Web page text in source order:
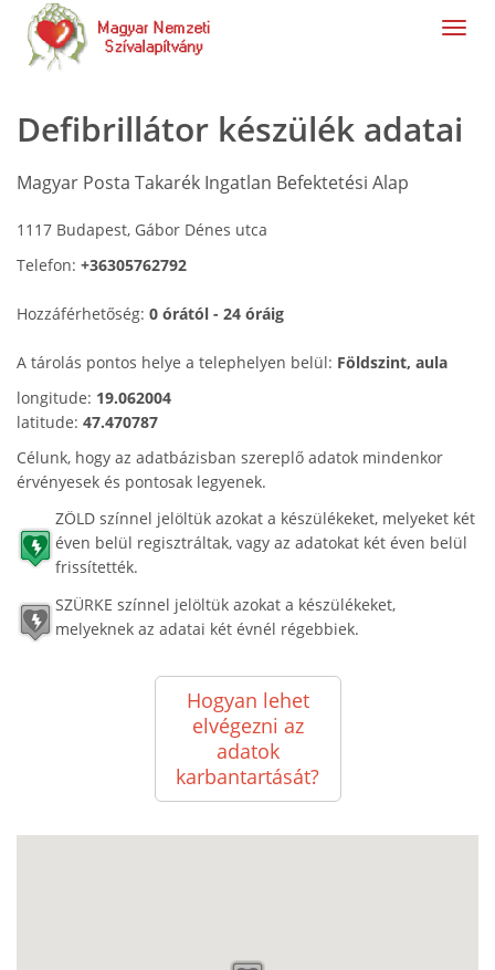
Defibrillátor készülék adatai
Magyar Posta Takarék Ingatlan Befektetési Alap
1117 Budapest, Gábor Dénes utca
Telefon: +36305762792
Hozzáférhetőség: 0 órától - 24 óráig
A tárolás pontos helye a telephelyen belül: Földszint, aula
longitude: 19.062004
latitude: 47.470787
Célunk, hogy az adatbázisban szereplő adatok mindenkor
érvényesek és pontosak legyenek.
ZÖLD színnel jelöltük azokat a készülékeket, melyeket két
éven belül regisztráltak, vagy az adatokat két éven belül
frissítették.
SZÜRKE színnel jelöltük azokat a készülékeket,
melyeknek az adatai két évnél régebbiek.
Hogyan lehet
elvégezni az
adatok
karbantartását?